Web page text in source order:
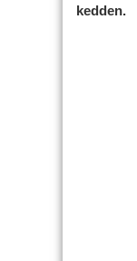
kedden.